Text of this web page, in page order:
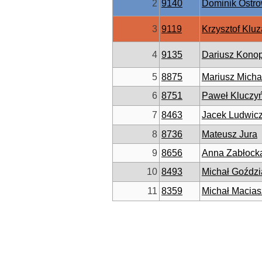
2 9140 Dominik
3 9119 Krzysztof
4 9135 Dariusz
5 8875 Mariusz
6 8751 Paweł
7 8463 Jacek
8 8736 Mateusz Jura
9 8656 Anna
10 8493 Michał
11 8359 Michał